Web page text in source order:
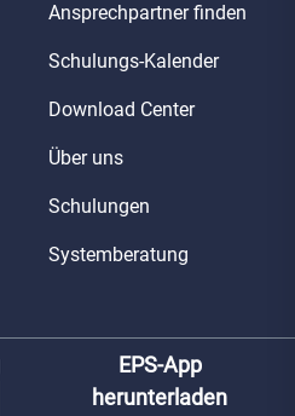
Ansprechpartner finden
Schulungs-Kalender
Download Center
Über uns
Schulungen
Systemberatung
EPS-App
herunterladen